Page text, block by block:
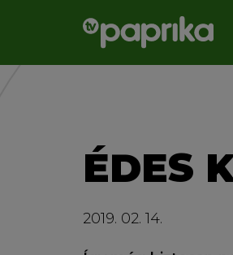
ÉDES
2019. 02. 14.